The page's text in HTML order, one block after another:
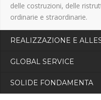
delle costruzioni, delle
ordinarie e straordinarie.
REALIZZAZIONE E
GLOBAL SERVICE
SOLIDE FONDAMENTA